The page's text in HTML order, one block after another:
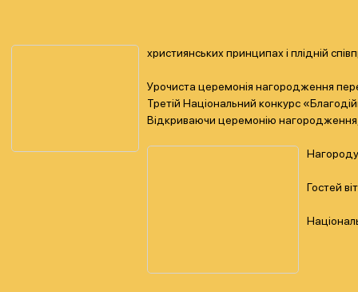
християнських принципах і плідній
Урочиста церемонія нагородження
Третій Національний конкурс
Відкриваючи церемонію нагородження,
Гостей